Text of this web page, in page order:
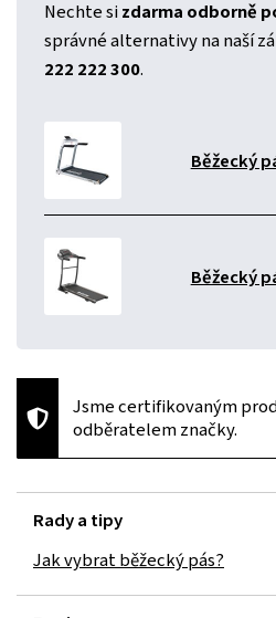
Nechte si zdarma odborně
správné alternativy na naší
222 222 300.
Běžecký
Běžecký
Jsme certifikovaným
odběratelem značky.
Rady a tipy
Jak vybrat běžecký pás?